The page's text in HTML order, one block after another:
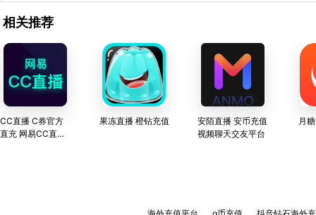
相关推荐
CC直播 C券官方
直充 网易CC直播
果冻直播 橙钻充值
安陌直播 安币充值
视频聊天交友平台
月